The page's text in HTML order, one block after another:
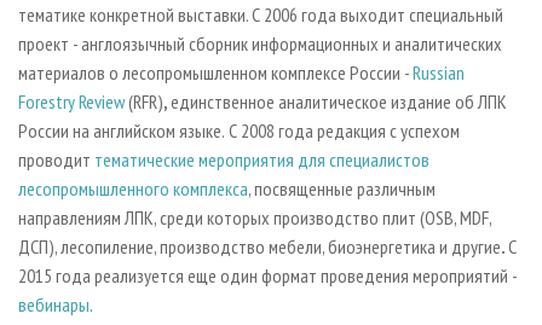
тематике конкретной выставки. С 2006 года выходит специальный
проект - англоязычный сборник информационных и аналитических
материалов о лесопромышленном комплексе России -Russian
Forestry Review(RFR), единственное аналитическое издание об ЛПК
России на английском языке. С 2008 года редакция с успехом
проводит тематические мероприятия для специалистов
лесопромышленного комплекса, посвященные различным
направлениям ЛПК, среди которых производство плит (OSB, MDF,
ДСП), лесопиление, производство мебели, биоэнергетика и другие.С
2015 года реализуется еще один формат проведения мероприятий -
вебинары.